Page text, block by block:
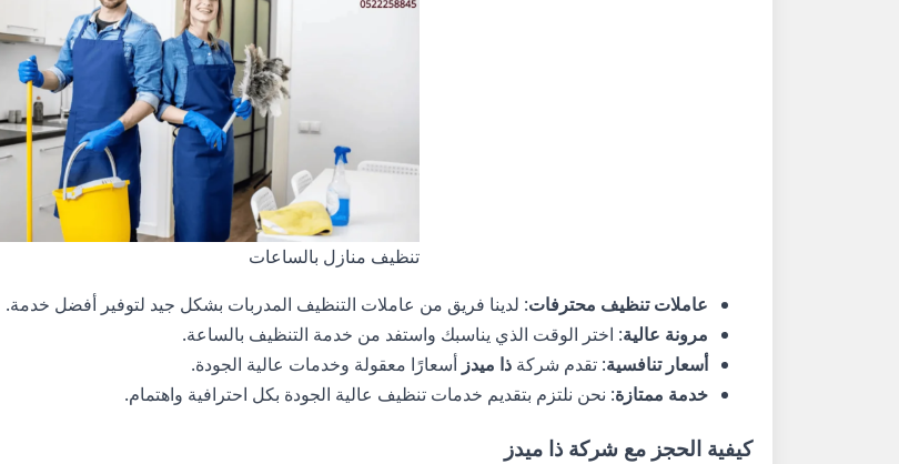
تنظيف منازل بالساعات
عاملات تنظيف محترفات: لدينا فريق من عاملات التنظيف المدربات بشكل جيد لتوفير أفضل خدمة.
مرونة عالية: اختر الوقت الذي يناسبك واستفد من خدمة التنظيف بالساعة.
أسعار تنافسية: تقدم شركة ذا ميدز أسعارًا معقولة وخدمات عالية الجودة.
خدمة ممتازة: نحن نلتزم بتقديم خدمات تنظيف عالية الجودة بكل احترافية واهتمام.
كيفية الحجز مع شركة ذا ميدز